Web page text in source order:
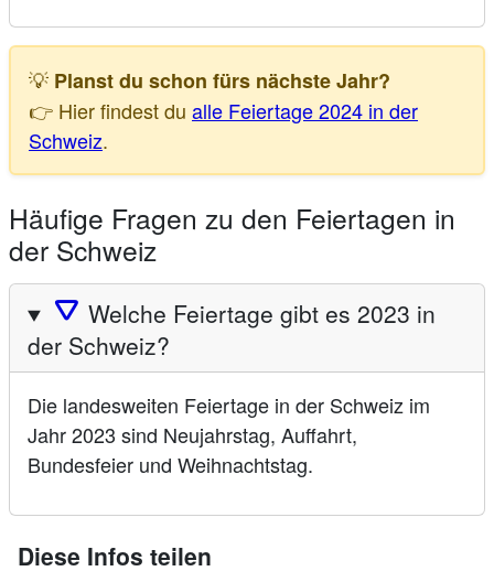
💡 Planst du schon fürs nächste Jahr?
👉 Hier findest du alle Feiertage 2024 in der
Schweiz.
Häufige Fragen zu den Feiertagen in
der Schweiz
🛆 Welche Feiertage gibt es 2023 in
der Schweiz?
Die landesweiten Feiertage in der Schweiz im
Jahr 2023 sind Neujahrstag, Auffahrt,
Bundesfeier und Weihnachtstag.
Diese Infos teilen